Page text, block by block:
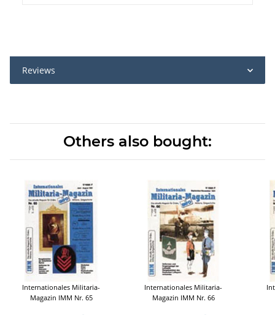
Reviews
Others also bought:
Internationales Militaria-
Magazin IMM Nr. 65
Internationales Militaria-
Magazin IMM Nr. 66